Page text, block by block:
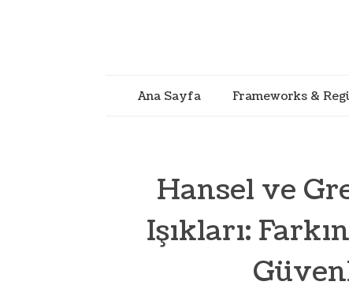
Ana Sayfa Frameworks &
Hansel ve
Işıkları: